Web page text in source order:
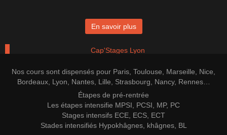
En savoir plus
Cap'Stages Lyon
En savoir plus
Cap'Stages Bordeaux
Nos cours sont dispensés pour Paris, Toulouse, Marseille, Nice,
Bordeaux, Lyon, Nantes, Lille, Strasbourg, Nancy, Rennes…
Étapes de pré-rentrée
Les étapes intensifie MPSI, PCSI, MP, PC
Stages intensifs ECE, ECS, ECT
Stades intensifiés Hypokhâgnes, khâgnes, BL